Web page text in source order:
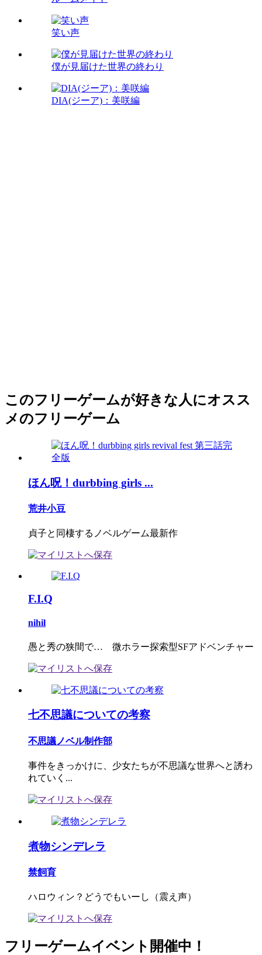
笑い声
僕が見届けた世界の終わり
DIA(ジーア)：美咲編
このフリーゲームが好きな人にオスス
メのフリーゲーム
ほん呪！durbbing girls ...
荒井小豆
貞子と同棲するノベルゲーム最新作
F.I.Q
nihil
愚と秀の狭間で… 微ホラー探索型SFアドベンチャー
七不思議についての考察
不思議ノベル制作部
事件をきっかけに、少女たちが不思議な世界へと誘わ
れていく...
煮物シンデレラ
禁飼育
ハロウィン？どうでもいーし（震え声）
フリーゲームイベント開催中！